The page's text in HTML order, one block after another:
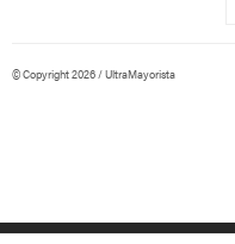
© Copyright 2026 / UltraMayorista